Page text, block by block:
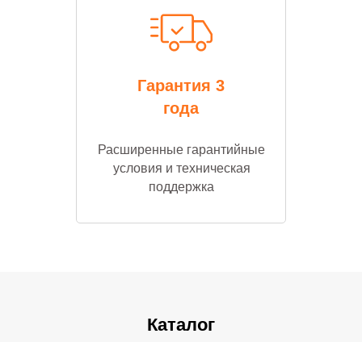
Гарантия 3
года
Расширенные гарантийные
условия и техническая
поддержка
Каталог